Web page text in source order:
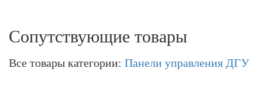
Сопутствующие товары
Все товары категории: Панели управления ДГУ